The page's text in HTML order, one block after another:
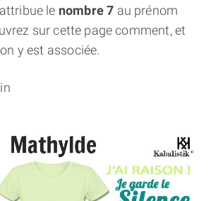
le nombre 7 au prénom
sur cette page comment, et
y est associée.
APPROFONDI
TEMPOREL
« DOUBLE JE »